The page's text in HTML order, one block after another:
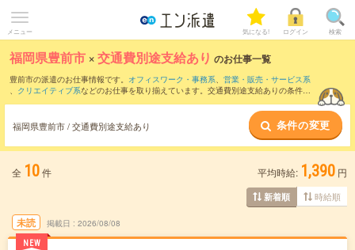
メニュー 気になる! ログイン 検索
福岡県豊前市 ×交通費別途支給あり のお仕事一覧
豊前市の派遣のお仕事情報です。 オフィスワーク・事務系、 営業・販売・サービス系
、 クリエイティブ系などのお仕事を取り揃えています。交通費別途支給ありの条件の
福岡県豊前市 / 交通費別途支給あり 条件の変更
全 10件 平均時給: 1,390 円
新着順 時給順
未読
NEW
掲載日 2026/08/08